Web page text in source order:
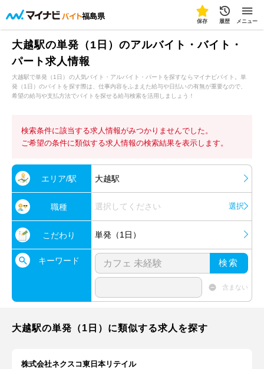
福島県
保存 履歴 メニュー
大越駅の単発（1日）のアルバイト・バイト・
パート求人情報
大越駅で単発（1日）の人気バイト・アルバイト・パートを探すならマイナビバイト。単
発（1日）のバイトを探す際は、仕事内容をふまえた給与や日払いの有無が重要なので、
希望の給与や支払方法でバイトを探せる給与検索を活用しましょう！
検索条件に該当する求人情報がみつかりませんでした。
ご希望の条件に類似する求人情報の検索結果を表示します。
エリア/駅 大越駅
職種 選択してください 選択
こだわり 単発（1日）
キーワード 検索
含まない
大越駅の単発（1日）に類似する求人を探す
株式会社ネクスコ東日本リテイル